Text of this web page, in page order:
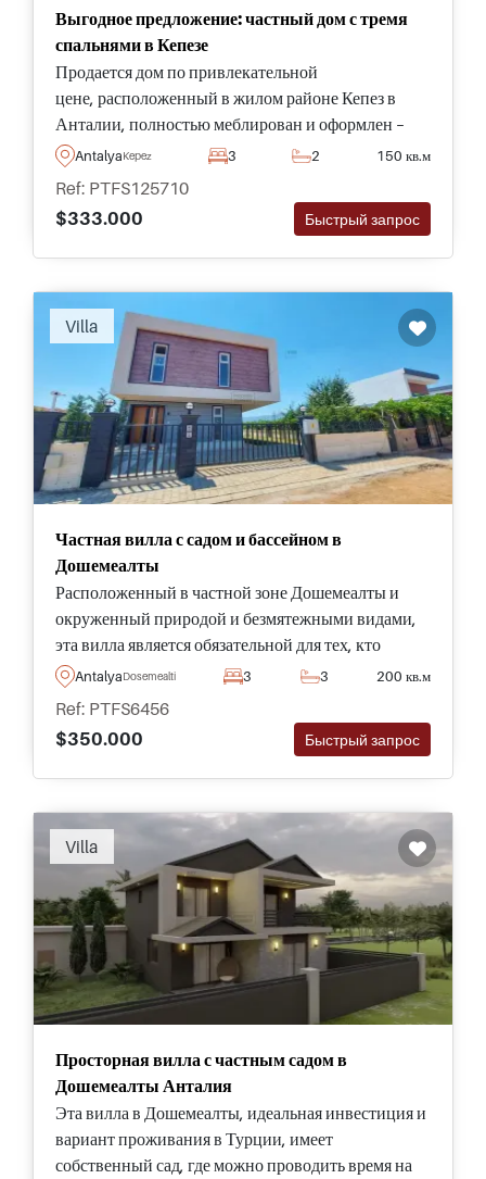
Выгодное предложение: частный дом с тремя
спальнями в Кепезе
Продается дом по привлекательной
цене, расположенный в жилом районе Кепез в
Анталии, полностью меблирован и оформлен –
готов к заселению семьей сразу после завершения
AntalyaKepez 3 2 150 кв.м
Ref: PTFS125710
$333.000
Быстрый запрос
Villa
Частная вилла с садом и бассейном в
Дошемеалты
Расположенный в частной зоне Дошемеалты и
окруженный природой и безмятежными видами,
эта вилла является обязательной для тех, кто
переезжает с членами семьи в Анталию и имеет
AntalyaDosemealti 3 3 200 кв.м
Ref: PTFS6456
$350.000
Быстрый запрос
Villa
Просторная вилла с частным садом в
Дошемеалты Анталия
Эта вилла в Дошемеалты, идеальная инвестиция и
вариант проживания в Турции, имеет
собственный сад, где можно проводить время на